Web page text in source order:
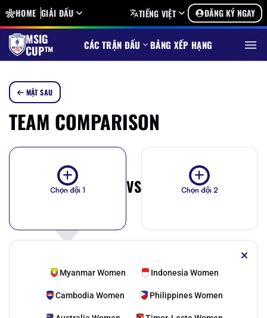
HOME GIẢI ĐẤU TIẾNG VIỆT ĐĂNG KÝ NGAY
MSIG
CUP™ CÁC TRẬN ĐẤU BẢNG XẾP HẠNG
MẶT SAU
TEAM COMPARISON
Chọn đội 1 VS Chọn đội 2
Myanmar Women Indonesia Women
Cambodia Women Philippines Women